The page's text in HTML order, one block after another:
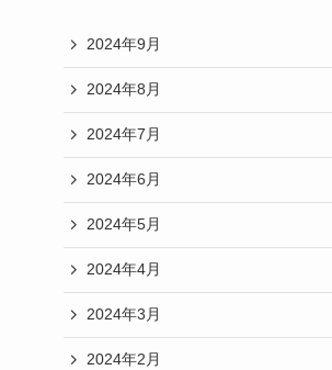
2024年9月
2024年8月
2024年7月
2024年6月
2024年5月
2024年4月
2024年3月
2024年2月